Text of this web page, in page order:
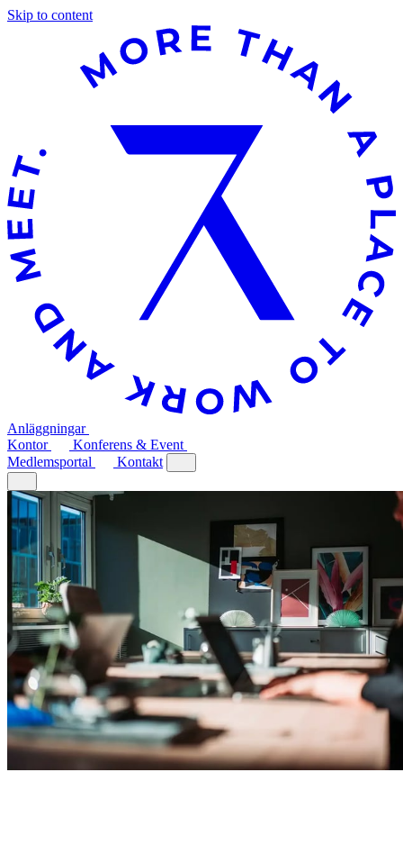
Skip to content
Anläggningar
Kontor
Konferens & Event
Medlemsportal
Kontakt